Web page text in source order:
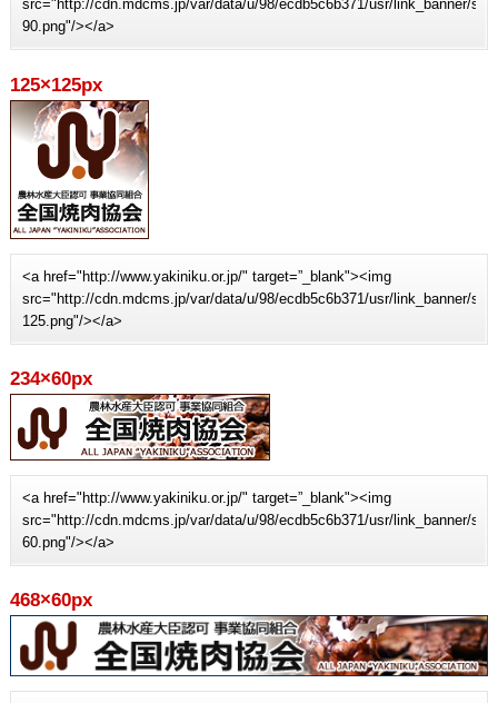
src="http://cdn.mdcms.jp/var/data/u/98/ecdb5c6b371/usr/link_banner/
90.png"/></a>
125×125px
<a href="http://www.yakiniku.or.jp/" target=”_blank"><img
src="http://cdn.mdcms.jp/var/data/u/98/ecdb5c6b371/usr/link_banner/
125.png"/></a>
234×60px
<a href="http://www.yakiniku.or.jp/" target=”_blank"><img
src="http://cdn.mdcms.jp/var/data/u/98/ecdb5c6b371/usr/link_banner/
60.png"/></a>
468×60px